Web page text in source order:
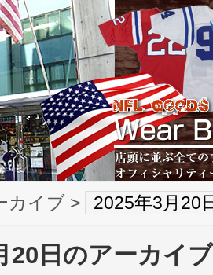
カイブ > 2025年3月20
20日のアーカイブ